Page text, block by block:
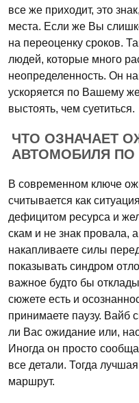
все же приходит, это
места. Если же Вы
на переоценку сроков.
людей, которые много
неопределенность. Он
ускоряется по Вашему
выстоять, чем суетиться.
ЧТО ОЗНАЧАЕТ
АВТОМОБИЛЯ ПО
В современном ключе
считывается как
дефицитом ресурса и
скам и не знак провала,
накапливаете силы
показывать синдром
важное будто бы
сюжете есть и
принимаете паузу. Вайб
ли Вас ожидание или,
Иногда он просто
все детали. Тогда
маршрут.